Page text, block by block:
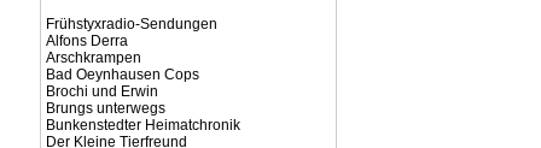
Frühstyxradio-Sendungen
Alfons Derra
Arschkrampen
Bad Oeynhausen Cops
Brochi und Erwin
Brungs unterwegs
Bunkenstedter Heimatchronik
Der Kleine Tierfreund